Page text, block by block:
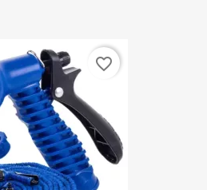
favorite_border